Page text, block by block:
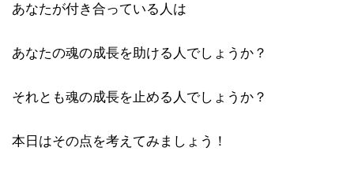
あなたが付き合っている人は
あなたの魂の成長を助ける人でしょうか？
それとも魂の成長を止める人でしょうか？
本日はその点を考えてみましょう！